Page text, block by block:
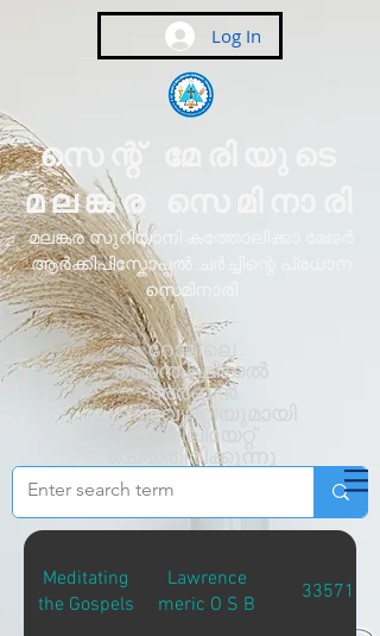
Log In
സെന്റ് മേരിയുടെ
മലങ്കര സെമിനാരി
മലങ്കര സുറിയാനി കത്തോലിക്കാ മേജർ
ആർക്കിപിസ്കോപ്പൽ ചർച്ചിന്റെ പ്രധാന
സെമിനാരി
റോമിലെ
പൊന്തിഫിക്കൽ
അർബൻ
യൂണിവേഴ്സിറ്റിയുമായി
അഫിലിയേറ്റ്
ചെയ്തിരിക്കുന്നു
Meditating
the Gospels
Lawrence
meric O S B
33571